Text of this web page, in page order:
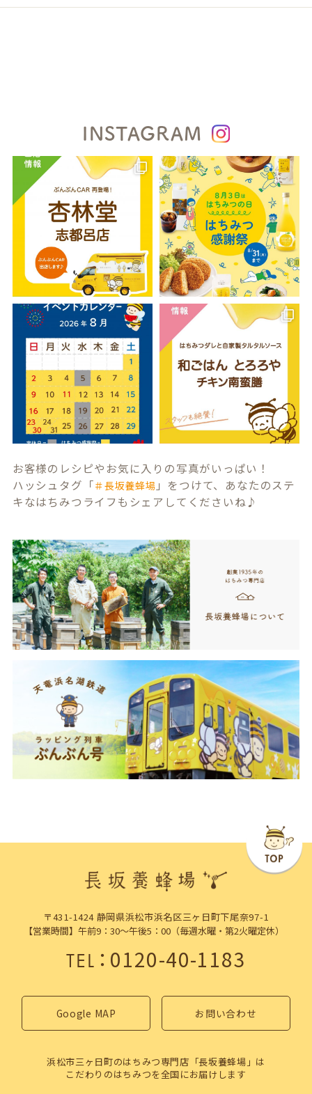
INSTAGRAM
お客様のレシピやお気に入りの写真がいっぱい！
ハッシュタグ「＃長坂養蜂場 」をつけて、あなたのステ
キなはちみつライフもシェアしてくださいね♪
〒431-1424 静岡県浜松市浜名区三ヶ日町下尾奈97-1
【営業時間】午前9：30～午後5：00（毎週水曜・第2火曜定休）
TEL：0120-40-1183
Google MAP お問い合わせ
浜松市三ヶ日町のはちみつ専門店「長坂養蜂場」は
こだわりのはちみつを全国にお届けします